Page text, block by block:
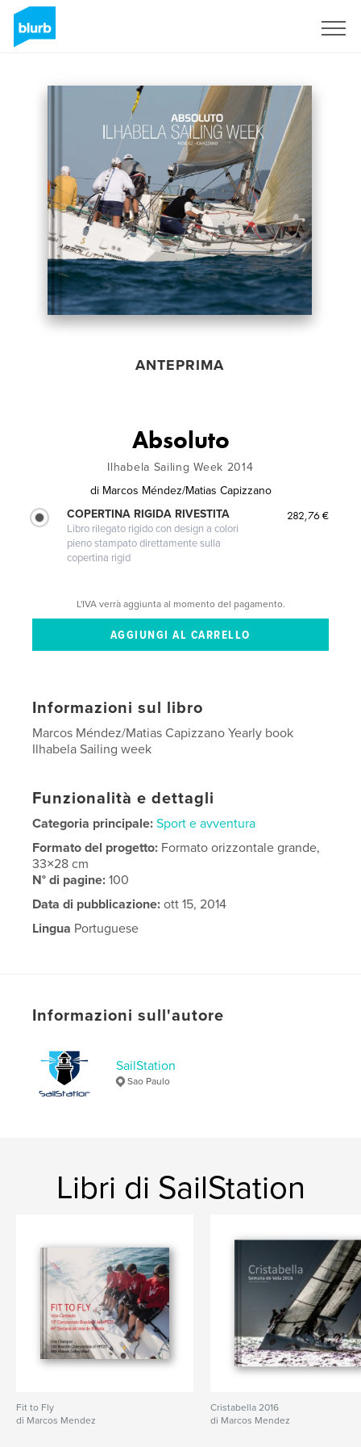
ANTEPRIMA
Absoluto
Ilhabela Sailing Week 2014
di Marcos Méndez/Matias Capizzano
COPERTINA RIGIDA RIVESTITA
Libro rilegato rigido con design a colori
pieno stampato direttamente sulla
copertina rigid
282,76 €
L'IVA verrà aggiunta al momento del pagamento.
Informazioni sul libro
Marcos Méndez/Matias Capizzano Yearly book
Ilhabela Sailing week
Funzionalità e dettagli
Categoria principale: Sport e avventura
Formato del progetto: Formato orizzontale grande,
33×28 cm
N° di pagine:100
Data di pubblicazione: ott 15, 2014
Lingua Portuguese
Informazioni sull'autore
SailStation
Sao Paulo
Libri di SailStation
Fit to Fly
di Marcos Mendez
Cristabella 2016
di Marcos Mendez